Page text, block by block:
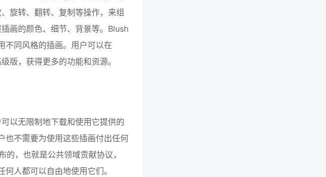
旋转、翻转、复制等操作，来组
画的颜色、细节、背景等。Blush
不同风格的插画。用户可以在
版，获得更多的功能和资源。
以无限制地下载和使用它提供的
也不需要为使用这些插画付出任何
，也就是公共领域贡献协议，
人都可以自由地使用它们。